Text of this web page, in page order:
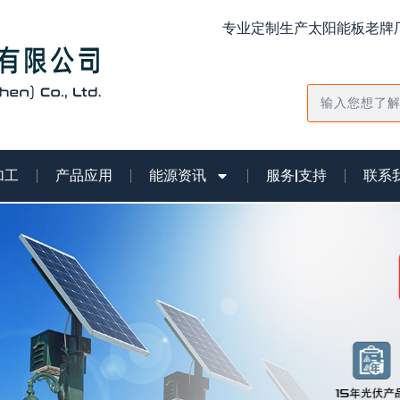
专业定制生产太阳能板老
索
工 产品应用 能源资讯 服务|支持 联系